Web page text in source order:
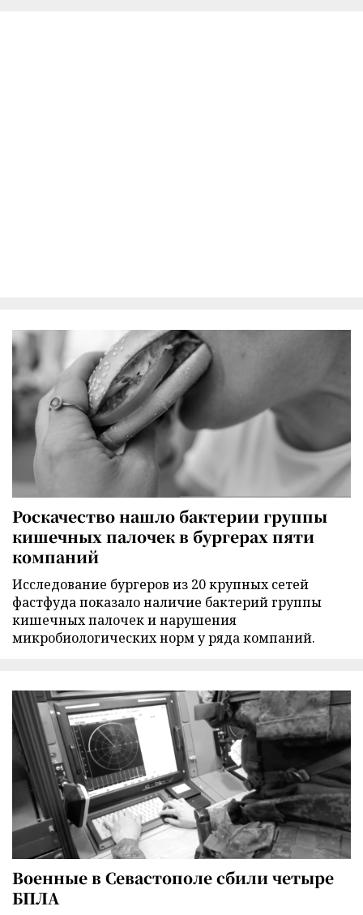
Роскачество нашло бактерии группы
кишечных палочек в бургерах пяти
компаний
Исследование бургеров из 20 крупных сетей
фастфуда показало наличие бактерий группы
кишечных палочек и нарушения
микробиологических норм у ряда компаний.
Военные в Севастополе сбили четыре
БПЛА